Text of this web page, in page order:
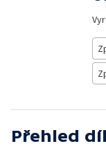
Přehled